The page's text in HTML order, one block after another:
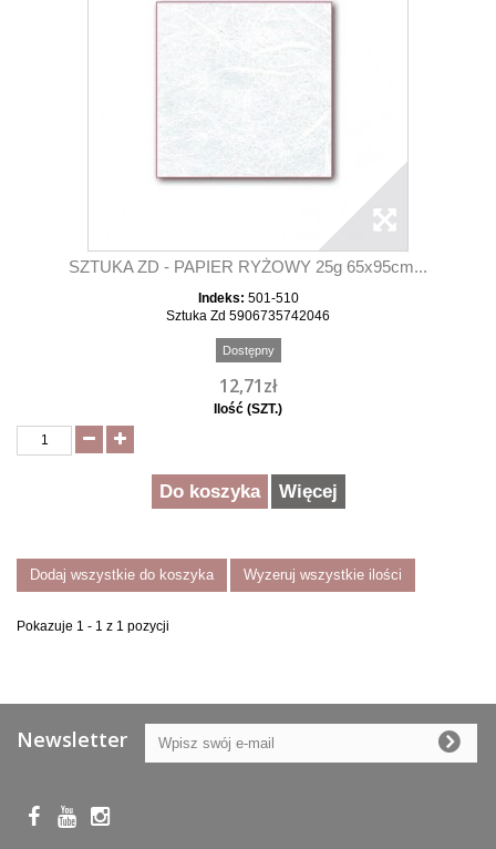
SZTUKA ZD - PAPIER RYŻOWY 25g 65x95cm...
Indeks: 501-510
Sztuka Zd 5906735742046
Dostępny
12,71zł
Ilość (SZT.)
Do koszyka Więcej
Dodaj wszystkie do koszyka Wyzeruj wszystkie ilości
Pokazuje 1 - 1 z 1 pozycji
Newsletter